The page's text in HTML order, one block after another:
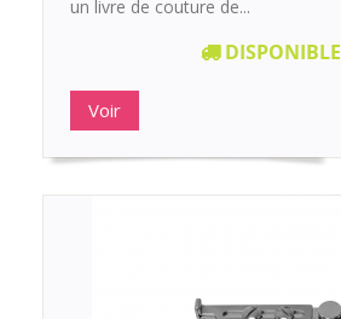
un livre de couture de...
DISPONIBLE
Voir